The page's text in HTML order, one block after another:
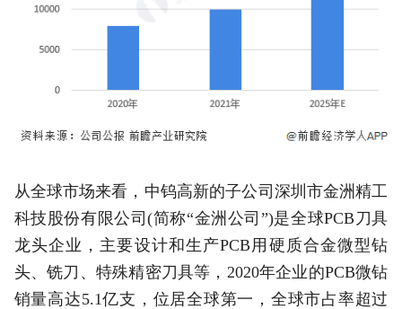
从全球市场来看，中钨高新的子公司深圳市金洲精工
科技股份有限公司(简称“金洲公司”)是全球PCB刀具
龙头企业，主要设计和生产PCB用硬质合金微型钻
头、铣刀、特殊精密刀具等，2020年企业的PCB微钻
销量高达5.1亿支，位居全球第一，全球市占率超过